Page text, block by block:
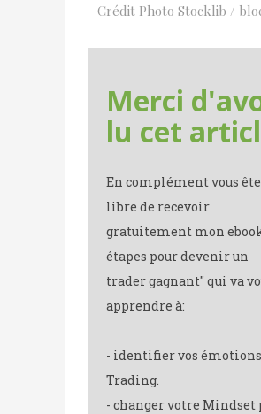
Crédit Photo Stocklib /
Merci
lu cet
En complément vous
libre de recevoir
gratuitement mon
étapes pour devenir un
trader gagnant" qui va
apprendre à:
- identifier vos
Trading.
- changer votre Mindset